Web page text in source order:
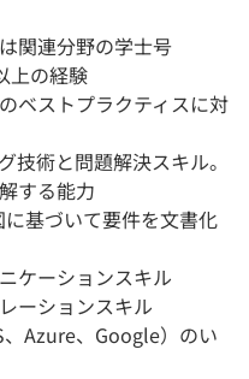
関連分野の学士号
上の経験
ベストプラクティスに対
技術と問題解決スキル。
する能力
基づいて要件を文書化
ケーションスキル
ーションスキル
、Azure、Google）のい